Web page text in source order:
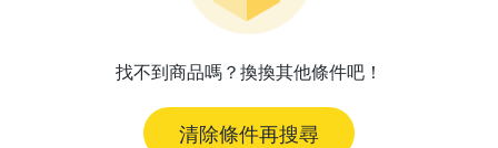
找不到商品嗎？換換其他條件吧！
清除條件再搜尋